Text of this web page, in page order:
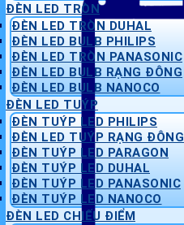
ĐÈN LED TRÒN
ĐÈN LED TRÒN DUHAL
ĐÈN LED BULB PHILIPS
ĐÈN LED TRÒN PANASONIC
ĐÈN LED BULB RẠNG ĐÔNG
ĐÈN LED BULB NANOCO
ĐÈN LED TUÝP
ĐÈN TUÝP LED PHILIPS
ĐÈN LED TUÝP RẠNG ĐÔNG
ĐÈN TUÝP LED PARAGON
ĐÈN TUÝP LED DUHAL
ĐÈN TUÝP LED PANASONIC
ĐÈN TUÝP LED NANOCO
ĐÈN LED CHIẾU ĐIỂM